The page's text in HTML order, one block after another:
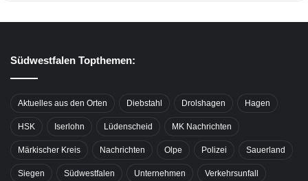
Südwestfalen Topthemen:
Aktuelles aus den Orten Diebstahl Drolshagen Hagen
HSK Iserlohn Lüdenscheid MK Nachrichten
Märkischer Kreis Nachrichten Olpe Polizei Sauerland
Siegen Südwestfalen Unternehmen Verkehrsunfall